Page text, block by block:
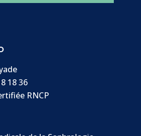
18 36
RNCP